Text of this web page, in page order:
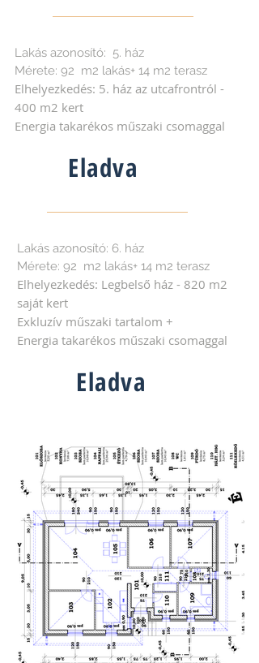
Lakás azonosító: 5. ház
Mérete: 92 m2 lakás+ 14 m2 terasz
Elhelyezkedés: 5. ház az utcafrontról -
400 m2 kert
Energia takarékos műszaki csomaggal
Eladva
Lakás azonosító: 6. ház
Mérete: 92 m2 lakás+ 14 m2 terasz
Elhelyezkedés: Legbelső ház - 820 m2
saját kert
Exkluzív műszaki tartalom +
Energia takarékos műszaki csomaggal
Eladva